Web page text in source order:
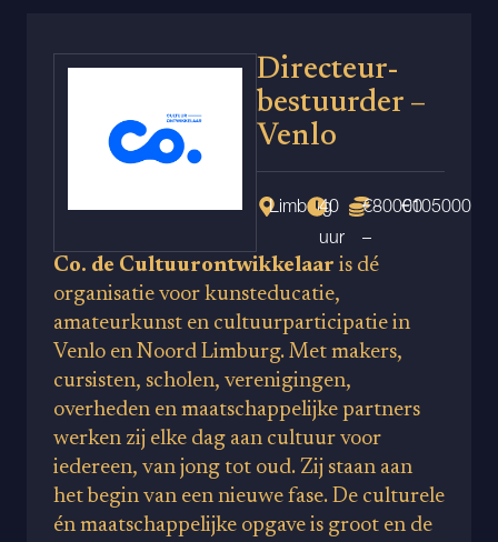
Directeur-
bestuurder –
Venlo
Limburg
40
uur
€80000
–
€105000
Co. de Cultuurontwikkelaar is dé
organisatie voor kunsteducatie,
amateurkunst en cultuurparticipatie in
Venlo en Noord Limburg. Met makers,
cursisten, scholen, verenigingen,
overheden en maatschappelijke partners
werken zij elke dag aan cultuur voor
iedereen, van jong tot oud. Zij staan aan
het begin van een nieuwe fase. De culturele
én maatschappelijke opgave is groot en de